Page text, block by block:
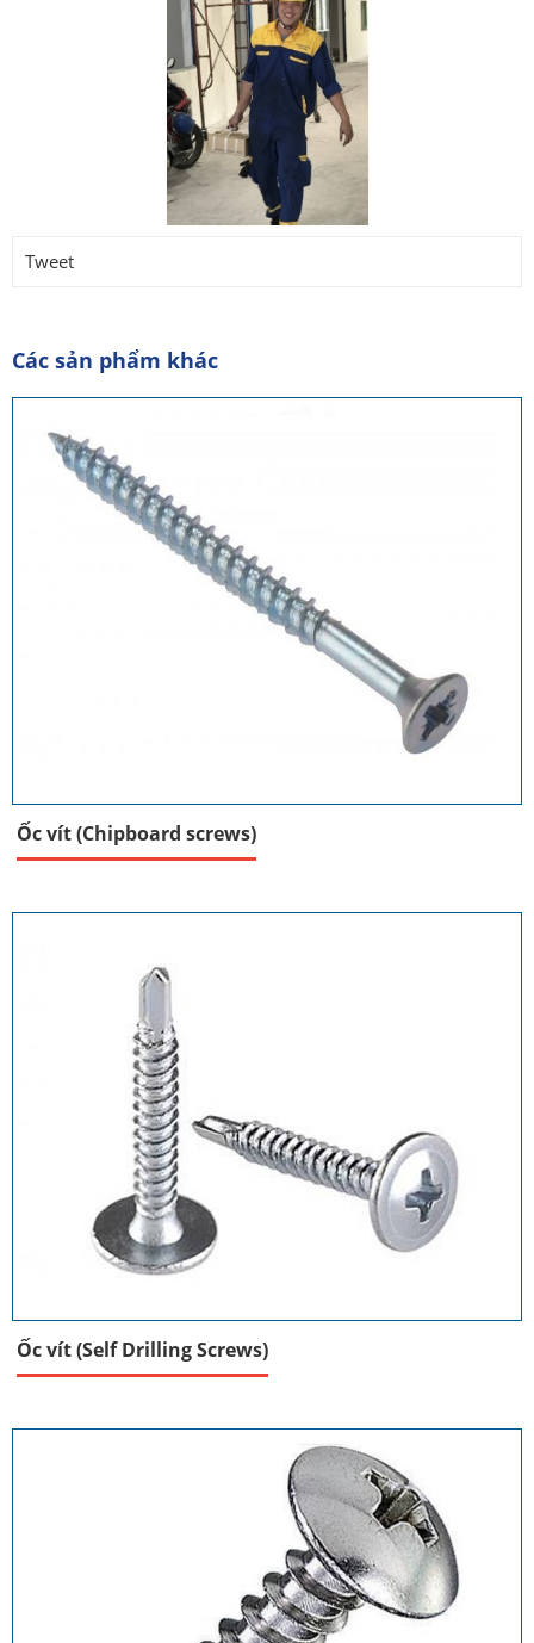
Tweet
Các sản phẩm khác
Ốc vít (Chipboard screws)
Ốc vít (Self Drilling Screws)